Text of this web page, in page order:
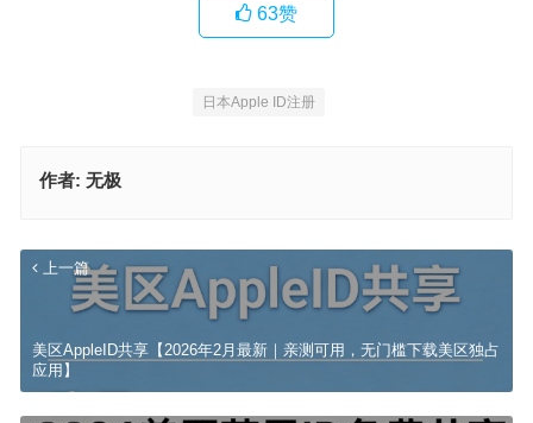
63赞
日本Apple ID注册
作者: 无极
上一篇
美区AppleID共享【2026年2月最新｜亲测可用，无门槛下载美区独占
应用】